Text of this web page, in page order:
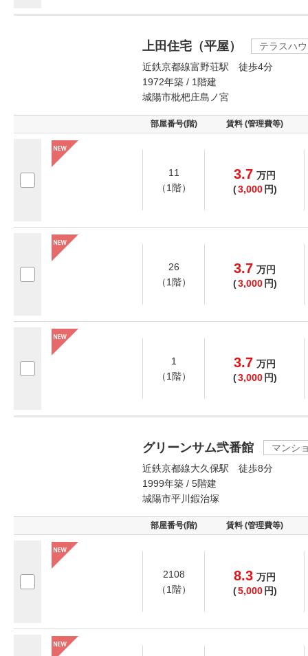
上田住宅（平屋）
テラスハ
近鉄京都線富野荘駅 徒歩4分
1972年築 / 1階建
城陽市枇杷庄島ノ宮
部屋番号(階) 賃料 (管理費等)
11
（1階）
3.7 万円
(3,000 円)
26
（1階）
3.7 万円
(3,000 円)
1
（1階）
3.7 万円
(3,000 円)
グリーンサム弐番館
マンシ
近鉄京都線大久保駅 徒歩8分
1999年築 / 5階建
城陽市平川鍜治塚
部屋番号(階) 賃料 (管理費等)
2108
（1階）
8.3 万円
(5,000 円)